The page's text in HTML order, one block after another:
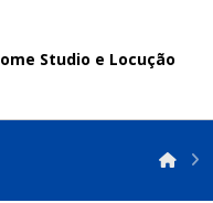
Studio e Locução